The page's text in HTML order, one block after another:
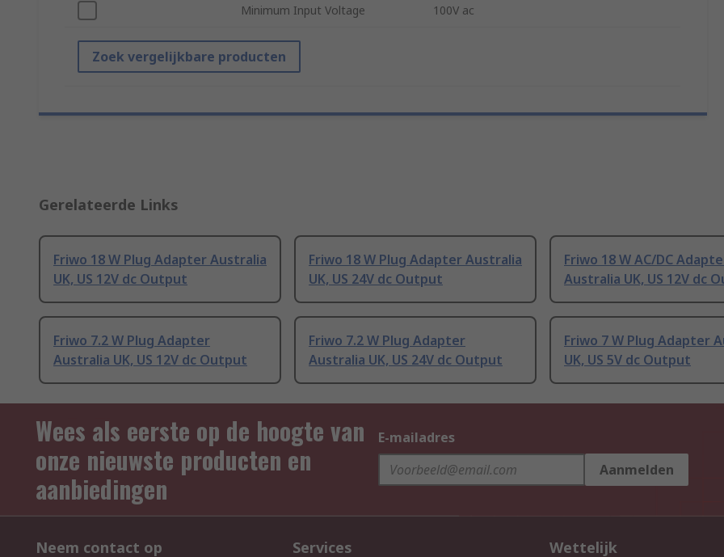
Minimum Input Voltage 100V ac
Zoek vergelijkbare producten
Gerelateerde Links
Friwo 18 W Plug Adapter Australia
UK, US 12V dc Output
Friwo 18 W Plug Adapter Australia
UK, US 24V dc Output
Friwo 18 W AC/DC
Australia UK, US 12V dc
Friwo 7.2 W Plug Adapter
Australia UK, US 12V dc Output
Friwo 7.2 W Plug Adapter
Australia UK, US 24V dc Output
Friwo 7 W Plug Adapter
UK, US 5V dc Output
Wees als eerste op de hoogte van
onze nieuwste producten en
aanbiedingen
E-mailadres
Aanmelden
Neem contact op Services Wettelijk